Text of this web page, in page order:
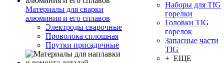
Материалы для сварки
алюминия и его сплавов
Электроды сварочные
Проволока сплошная
Прутки присадочные
Наборы для TIG
горелки
Головки TIG
горелок
Запасные части
TIG
+ ЕЩЕ